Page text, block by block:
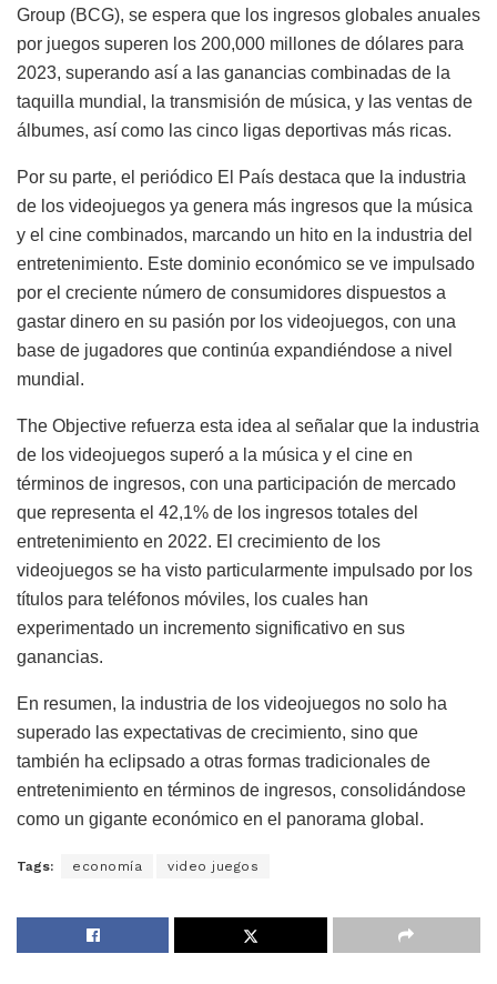
Group (BCG), se espera que los ingresos globales anuales
por juegos superen los 200,000 millones de dólares para
2023, superando así a las ganancias combinadas de la
taquilla mundial, la transmisión de música, y las ventas de
álbumes, así como las cinco ligas deportivas más ricas.
Por su parte, el periódico El País destaca que la industria
de los videojuegos ya genera más ingresos que la música
y el cine combinados, marcando un hito en la industria del
entretenimiento. Este dominio económico se ve impulsado
por el creciente número de consumidores dispuestos a
gastar dinero en su pasión por los videojuegos, con una
base de jugadores que continúa expandiéndose a nivel
mundial.
The Objective refuerza esta idea al señalar que la industria
de los videojuegos superó a la música y el cine en
términos de ingresos, con una participación de mercado
que representa el 42,1% de los ingresos totales del
entretenimiento en 2022. El crecimiento de los
videojuegos se ha visto particularmente impulsado por los
títulos para teléfonos móviles, los cuales han
experimentado un incremento significativo en sus
ganancias.
En resumen, la industria de los videojuegos no solo ha
superado las expectativas de crecimiento, sino que
también ha eclipsado a otras formas tradicionales de
entretenimiento en términos de ingresos, consolidándose
como un gigante económico en el panorama global.
Tags: economía video juegos